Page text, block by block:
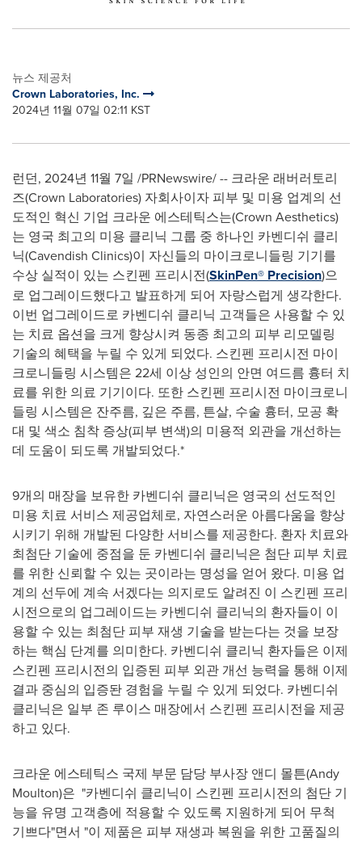
뉴스 제공처
Crown Laboratories, Inc.
2024년 11월 07일 02:11 KST
런던, 2024년 11월 7일 /PRNewswire/ -- 크라운 래버러토리
즈(Crown Laboratories) 자회사이자 피부 및 미용 업계의 선
도적인 혁신 기업 크라운 에스테틱스는(Crown Aesthetics)
는 영국 최고의 미용 클리닉 그룹 중 하나인 카벤디쉬 클리
닉(Cavendish Clinics)이 자신들의 마이크로니들링 기기를
수상 실적이 있는 스킨펜 프리시전(SkinPen® Precision)으
로 업그레이드했다고 발표하게 되어 자랑스럽게 생각한다.
이번 업그레이드로 카벤디쉬 클리닉 고객들은 사용할 수 있
는 치료 옵션을 크게 향상시켜 동종 최고의 피부 리모델링
기술의 혜택을 누릴 수 있게 되었다. 스킨펜 프리시전 마이
크로니들링 시스템은 22세 이상 성인의 안면 여드름 흉터 치
료를 위한 의료 기기이다. 또한 스킨펜 프리시전 마이크로니
들링 시스템은 잔주름, 깊은 주름, 튼살, 수술 흉터, 모공 확
대 및 색소 침착 증상(피부 변색)의 미용적 외관을 개선하는
데 도움이 되도록 개발되었다.*
9개의 매장을 보유한 카벤디쉬 클리닉은 영국의 선도적인
미용 치료 서비스 제공업체로, 자연스러운 아름다움을 향상
시키기 위해 개발된 다양한 서비스를 제공한다. 환자 치료와
최첨단 기술에 중점을 둔 카벤디쉬 클리닉은 첨단 피부 치료
를 위한 신뢰할 수 있는 곳이라는 명성을 얻어 왔다. 미용 업
계의 선두에 계속 서겠다는 의지로도 알려진 이 스킨펜 프리
시전으로의 업그레이드는 카벤디쉬 클리닉의 환자들이 이
용할 수 있는 최첨단 피부 재생 기술을 받는다는 것을 보장
하는 핵심 단계를 의미한다. 카벤디쉬 클리닉 환자들은 이제
스킨펜 프리시전의 입증된 피부 외관 개선 능력을 통해 이제
결과 중심의 입증돤 경험을 누릴 수 있게 되었다. 카벤디쉬
클리닉은 일부 존 루이스 매장에서 스킨펜 프리시전을 제공
하고 있다.
크라운 에스테틱스 국제 부문 담당 부사장 앤디 몰튼(Andy
Moulton)은 "카벤디쉬 클리닉이 스킨펜 프리시전의 첨단 기
능을 유명 고객층에 적용할 수 있도록 지원하게 되어 무척
기쁘다"면서 "이 제품은 피부 재생과 복원을 위한 고품질의